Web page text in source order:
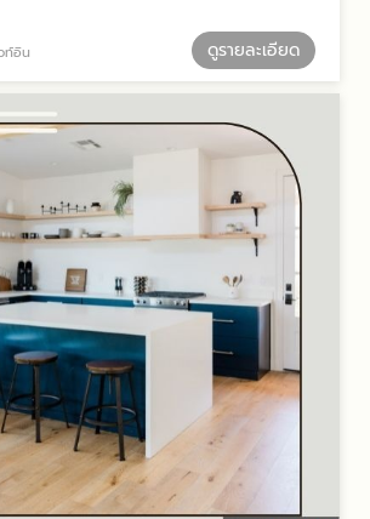
ท์อิน ดูรายละเอียด